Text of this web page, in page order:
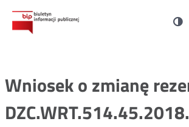
Wniosek o zmianę